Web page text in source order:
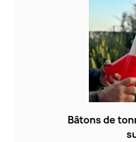
Bâtons de